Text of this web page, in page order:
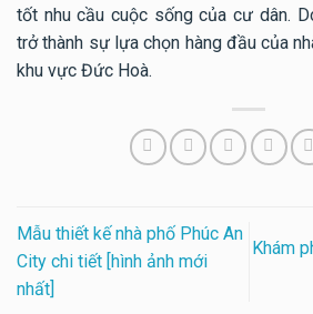
tốt nhu cầu cuộc sống của cư dân.
trở thành sự lựa chọn hàng đầu của
khu vực Đức Hoà.
Mẫu thiết kế nhà phố Phúc An
City chi tiết [hình ảnh mới
nhất]
Khám